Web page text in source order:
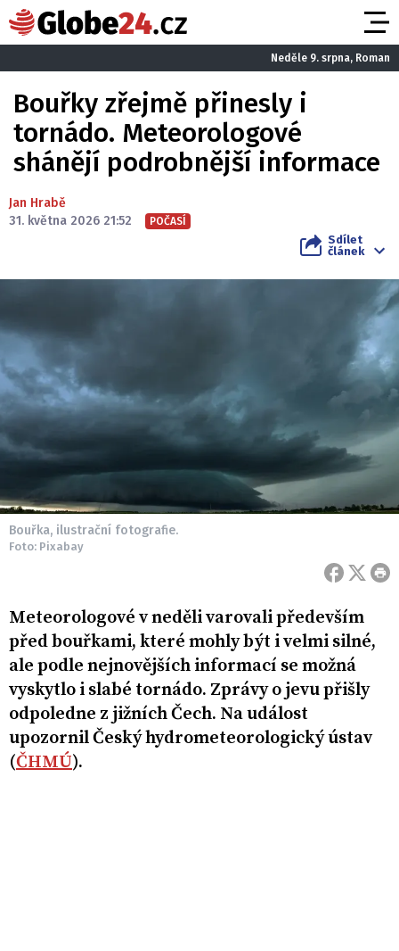
Neděle 9. srpna, Roman
Bouřky zřejmě přinesly i
tornádo. Meteorologové
shánějí podrobnější informace
Jan Hrabě
31. května 2026 21:52
POČASÍ
Sdílet
článek
Bouřka, ilustrační fotografie.
Foto: Pixabay
Meteorologové v neděli varovali především
před bouřkami, které mohly být i velmi silné,
ale podle nejnovějších informací se možná
vyskytlo i slabé tornádo. Zprávy o jevu přišly
odpoledne z jižních Čech. Na událost
upozornil Český hydrometeorologický ústav
(ČHMÚ).